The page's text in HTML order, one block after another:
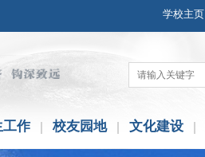
学校主页
工作 校友园地 文化建设